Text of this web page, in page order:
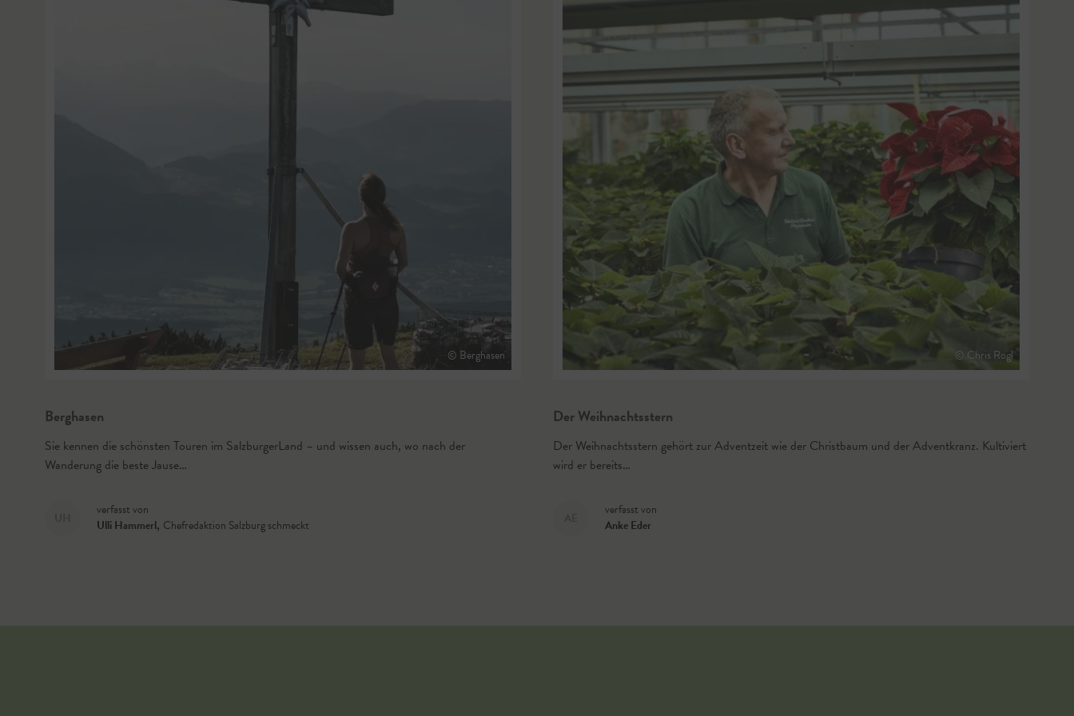
© Berghasen
Berghasen
Sie kennen die schönsten Touren im SalzburgerLand – und wissen auch, wo nach der
Wanderung die beste Jause…
verfasst von
Ulli Hammerl, Chefredaktion Salzburg schmeckt
© Chris Rogl
Der Weihnachtsstern
Der Weihnachtsstern gehört zur Adventzeit wie der Christbaum und der Adventkranz. Kultiviert
wird er bereits…
verfasst von
Anke Eder